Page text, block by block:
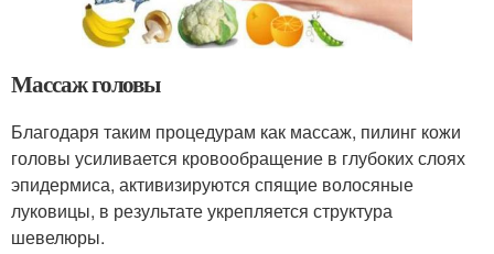
Массаж головы
Благодаря таким процедурам как массаж, пилинг кожи
головы усиливается кровообращение в глубоких слоях
эпидермиса, активизируются спящие волосяные
луковицы, в результате укрепляется структура
шевелюры.